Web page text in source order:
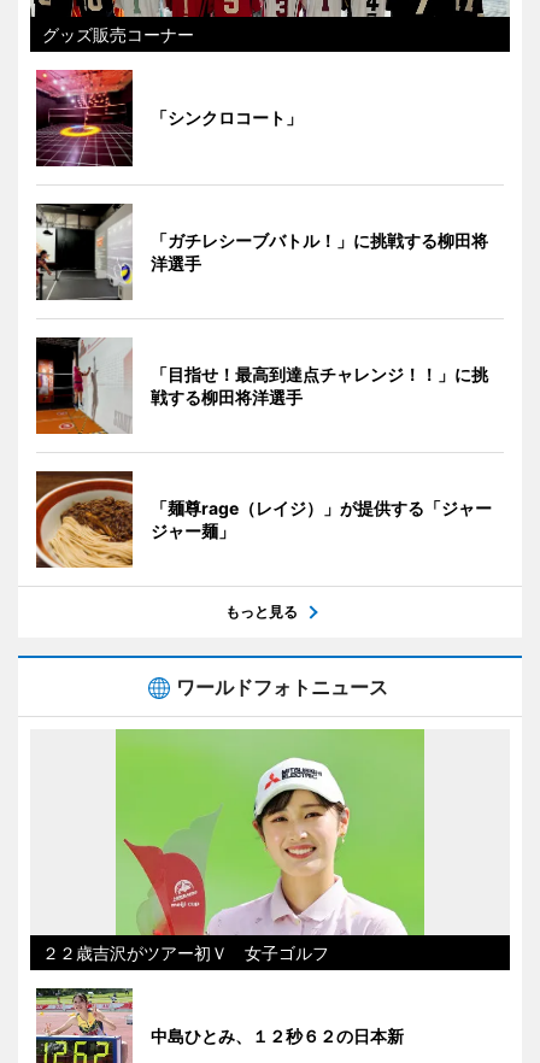
グッズ販売コーナー
「シンクロコート」
「ガチレシーブバトル！」に挑戦する柳田将
洋選手
「目指せ！最高到達点チャレンジ！！」に挑
戦する柳田将洋選手
「麺尊rage（レイジ）」が提供する「ジャー
ジャー麺」
もっと見る
ワールドフォトニュース
２２歳吉沢がツアー初Ｖ 女子ゴルフ
中島ひとみ、１２秒６２の日本新